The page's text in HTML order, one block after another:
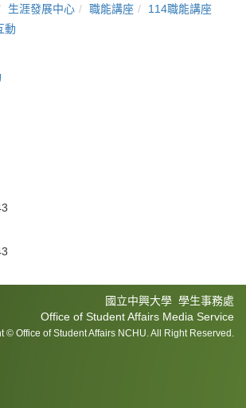
生涯發展中心 職能講座
114職能講座
動
國立中興大學 學生事務處
Office of Student Affairs Media Service
© Office of Student Affairs NCHU. All Right Reserved.